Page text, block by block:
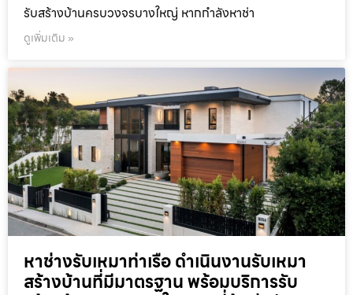
รับสร้างบ้านครบวงจรบางใหญ่ หากกำลังหาช่า
ดูเพิ่มเติม »
หาช่างรับเหมาท่าเรือ ดำเนินงานรับเหมา
สร้างบ้านที่มีมาตรฐาน พร้อมบริการรับ